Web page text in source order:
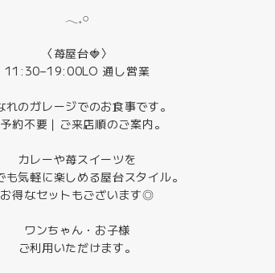
𓂃𓈒𓏸
〈苺屋台🍓〉
11:30–19:00LO 通し営業
れのガレージでのお食事です。
約不要｜ご来店順のご案内。
カレーや苺スイーツを
も気軽に楽しめる屋台スタイル。
お得なセットもございます◎
ワンちゃん・お子様
ご利用いただけます。